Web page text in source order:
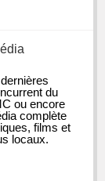
du
ou encore
complète
films et
locaux.